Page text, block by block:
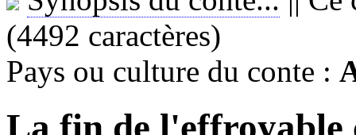
(4492 caractères)
Pays ou culture du conte :